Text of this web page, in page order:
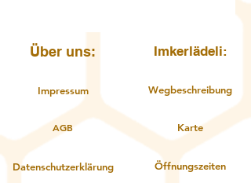
Über uns: Imkerlädeli:
Impressum
AGB
Datenschutzerklärung
Wegbeschreibung
Karte
Öffnungszeiten